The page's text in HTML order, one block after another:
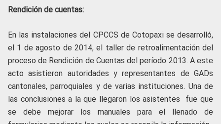
Rendición de cuentas:
En las instalaciones del CPCCS de Cotopaxi se desarrolló,
el 1 de agosto de 2014, el taller de retroalimentación del
proceso de Rendición de Cuentas del período 2013. A este
acto asistieron autoridades y representantes de GADs
cantonales, parroquiales y de varias instituciones. Una de
las conclusiones a la que llegaron los asistentes fue que
se debe mejorar los manuales para el llenado de